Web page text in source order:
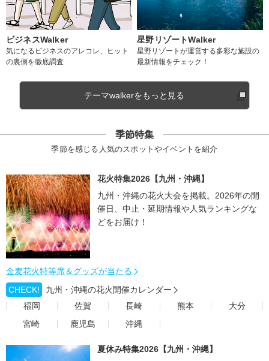
ビジネスWalker
気になるビジネスのアレコレ、ヒット
の裏側を徹底調査
星野リゾートWalker
星野リゾートが運営する多彩な施設の
最新情報をチェック！
テーマwalkerをもっと見る
季節特集
季節を感じる人気のスポットやイベントを紹介
花火特集2026【九州・沖縄】
九州・沖縄の花火大会を掲載。2026年の開
催日、中止・延期情報や人気ランキングな
どをお届け！
金麦花火特等席＆グッズが当たる
CHECK!
九州・沖縄の花火開催カレンダー
福岡
佐賀 長崎 熊本
大分
宮崎
鹿児島 沖縄
夏休み特集2026【九州・沖縄】